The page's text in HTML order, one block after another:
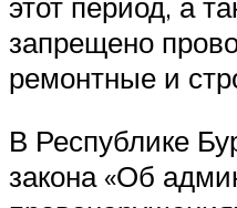
запрещено
ремонтные и
В Республике
закона «Об